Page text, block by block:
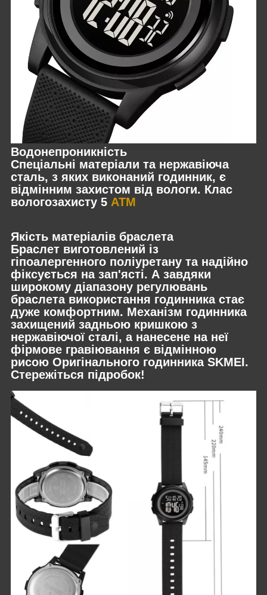
Водонепроникність
Спеціальні матеріали та нержавіюча
сталь, з яких виконаний годинник, є
відмінним захистом від вологи. Клас
вологозахисту 5 АТМ
Якість матеріалів браслета
Браслет виготовлений із
гіпоалергенного поліуретану та надійно
фіксується на зап'ясті. А завдяки
широкому діапазону регулювань
браслета використання годинника стає
дуже комфортним. Механізм годинника
захищений задньою кришкою з
нержавіючої сталі, а нанесене на неї
фірмове гравіювання є відмінною
рисою Оригінального годинника SKMEI.
Стережіться підробок!